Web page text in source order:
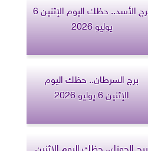
برج الأسد.. حظك اليوم الإثنين 6
يوليو 2026
برج السرطان.. حظك اليوم
الإثنين 6 يوليو 2026
برج الجوزاء.. حظك اليوم الإثنين